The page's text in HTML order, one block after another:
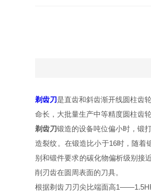
剃齿刀是直齿和斜齿渐开线圆柱齿
命长，大批量生产中等精度圆柱齿
剃齿刀锻造的设备吨位偏小时，锻
造裂纹。在锻造比小于16时，随着
别和锻件要求的碳化物偏析级别接
削刃齿在圆周表面的刀具。
根据剃齿刀刃尖比端面高